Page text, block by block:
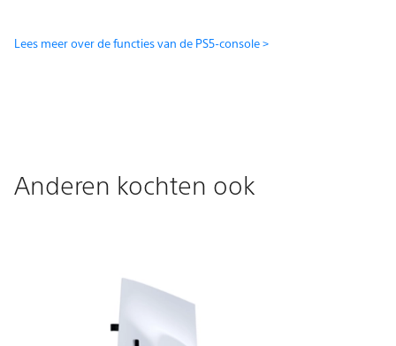
Lees meer over de functies van de PS5-console >
Anderen kochten ook